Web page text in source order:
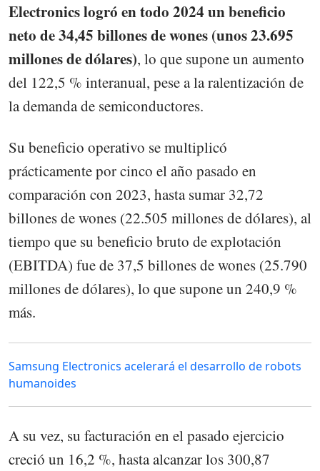
Electronics logró en todo 2024 un beneficio
neto de 34,45 billones de wones (unos 23.695
millones de dólares), lo que supone un aumento
del 122,5 % interanual, pese a la ralentización de
la demanda de semiconductores.
Su beneficio operativo se multiplicó
prácticamente por cinco el año pasado en
comparación con 2023, hasta sumar 32,72
billones de wones (22.505 millones de dólares), al
tiempo que su beneficio bruto de explotación
(EBITDA) fue de 37,5 billones de wones (25.790
millones de dólares), lo que supone un 240,9 %
más.
Samsung Electronics acelerará el desarrollo de robots
humanoides
A su vez, su facturación en el pasado ejercicio
creció un 16,2 %, hasta alcanzar los 300,87